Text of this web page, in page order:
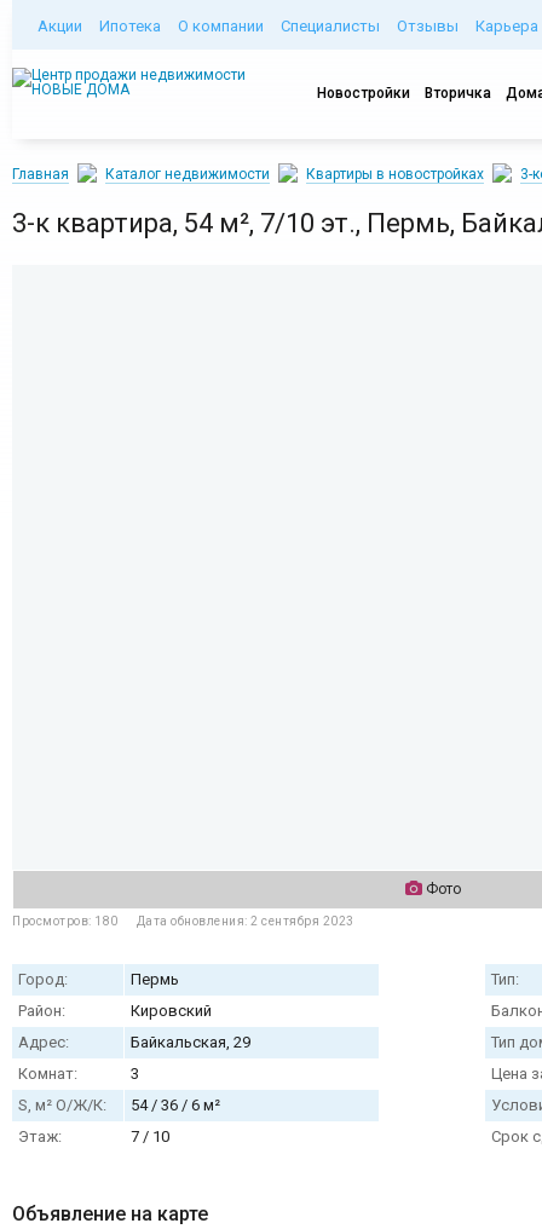
Акции Ипотека О компании Специалисты Отзывы Карьера
Новостройки Вторичка
Главная Каталог недвижимости Квартиры в новостройках 3-
3-к квартира, 54 м², 7/10 эт., Пермь,
Фото
Просмотров: 180 Дата обновления: 2 сентября 2023
Город:
Пермь
Район:
Кировский
Адрес:
Байкальская, 29
Комнат:
3
S, м² О/Ж/К:
54 / 36 / 6 м²
Этаж:
7 / 10
Тип:
Тип
Цена
Срок
Объявление на карте